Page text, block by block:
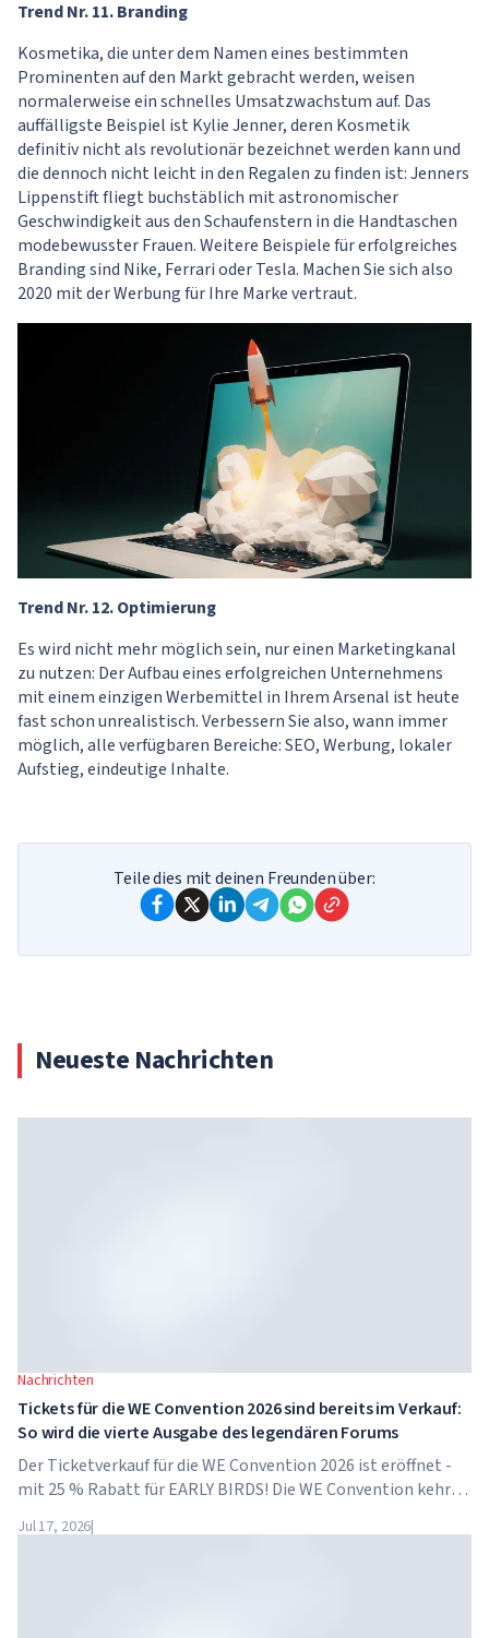
Trend Nr. 11. Branding
Kosmetika, die unter dem Namen eines bestimmten
Prominenten auf den Markt gebracht werden, weisen
normalerweise ein schnelles Umsatzwachstum auf. Das
auffälligste Beispiel ist Kylie Jenner, deren Kosmetik
definitiv nicht als revolutionär bezeichnet werden kann und
die dennoch nicht leicht in den Regalen zu finden ist: Jenners
Lippenstift fliegt buchstäblich mit astronomischer
Geschwindigkeit aus den Schaufenstern in die Handtaschen
modebewusster Frauen. Weitere Beispiele für erfolgreiches
Branding sind Nike, Ferrari oder Tesla. Machen Sie sich also
2020 mit der Werbung für Ihre Marke vertraut.
Trend Nr. 12. Optimierung
Es wird nicht mehr möglich sein, nur einen Marketingkanal
zu nutzen: Der Aufbau eines erfolgreichen Unternehmens
mit einem einzigen Werbemittel in Ihrem Arsenal ist heute
fast schon unrealistisch. Verbessern Sie also, wann immer
möglich, alle verfügbaren Bereiche: SEO, Werbung, lokaler
Aufstieg, eindeutige Inhalte.
Teile dies mit deinen Freunden über:
Neueste Nachrichten
Nachrichten
Tickets für die WE Convention 2026 sind bereits im Verkauf:
So wird die vierte Ausgabe des legendären Forums
Der Ticketverkauf für die WE Convention 2026 ist eröffnet -
mit 25 % Rabatt für EARLY BIRDS! Die WE Convention kehrt
November 2026 findet das Forum im...
Jul 17, 2026|